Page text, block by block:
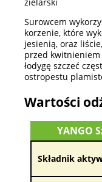
Surowcem
korzenie, które
jesienią, oraz
przed kwitnieniem
łodygę szczeć
ostropestu
Wartości
YANGO
Składnik